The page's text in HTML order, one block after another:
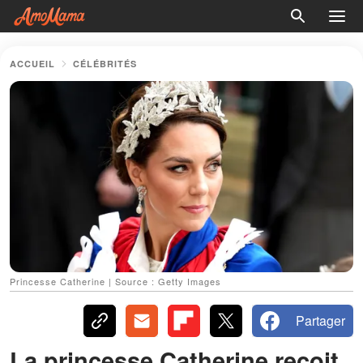
ACCUEIL CÉLÉBRITÉS
Princesse Catherine | Source : Getty Images
Partager